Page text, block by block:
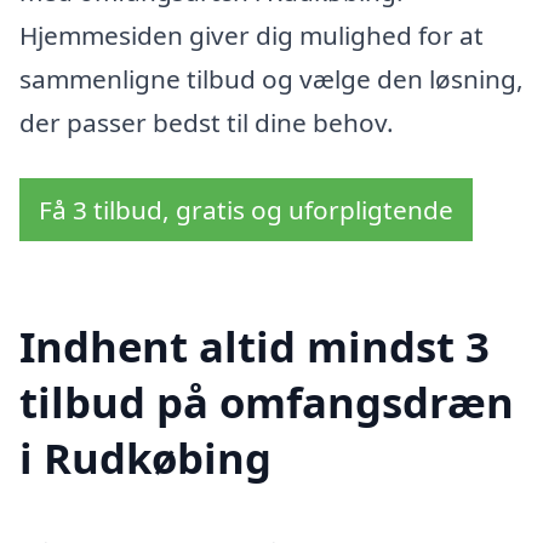
Hjemmesiden giver dig mulighed for at
sammenligne tilbud og vælge den løsning,
der passer bedst til dine behov.
Få 3 tilbud, gratis og uforpligtende
Indhent altid mindst 3
tilbud på omfangsdræn
i Rudkøbing